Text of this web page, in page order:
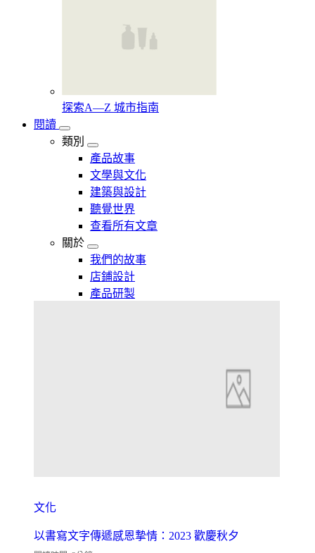
探索A—Z 城市指南
閱讀
類別
產品故事
文學與文化
建築與設計
聽覺世界
查看所有文章
關於
我們的故事
店鋪設計
產品研製
文化
以書寫文字傳遞感恩摯情：2023 歡慶秋夕